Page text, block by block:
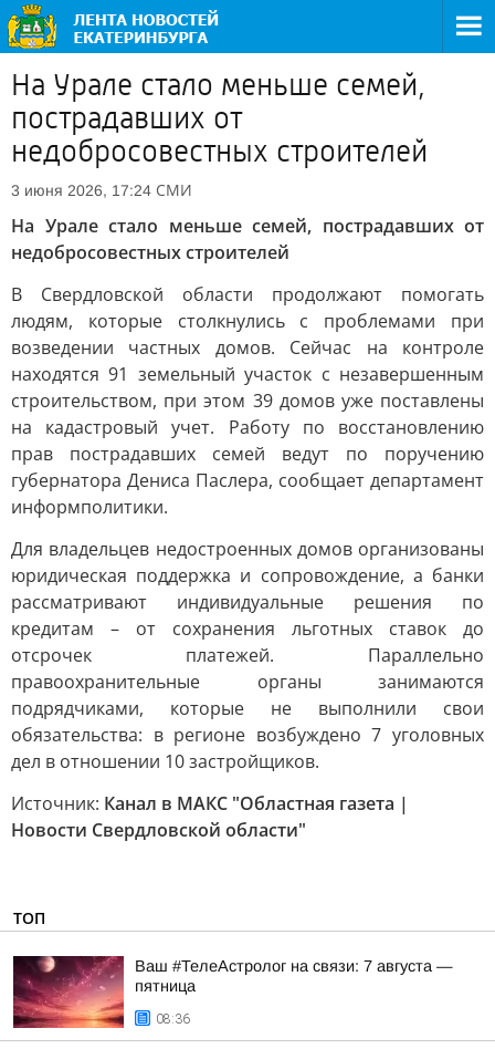
На Урале стало меньше семей,
пострадавших от
недобросовестных строителей
3 июня 2026, 17:24 СМИ
На Урале стало меньше семей, пострадавших от
недобросовестных строителей
В Свердловской области продолжают помогать
людям, которые столкнулись с проблемами при
возведении частных домов. Сейчас на контроле
находятся 91 земельный участок с незавершенным
строительством, при этом 39 домов уже поставлены
на кадастровый учет. Работу по восстановлению
прав пострадавших семей ведут по поручению
губернатора Дениса Паслера, сообщает департамент
информполитики.
Для владельцев недостроенных домов организованы
юридическая поддержка и сопровождение, а банки
рассматривают индивидуальные решения по
кредитам – от сохранения льготных ставок до
отсрочек платежей. Параллельно
правоохранительные органы занимаются
подрядчиками, которые не выполнили свои
обязательства: в регионе возбуждено 7 уголовных
дел в отношении 10 застройщиков.
Источник: Канал в МАКС "Областная газета |
Новости Свердловской области"
ТОП
Ваш #ТелеАстролог на связи: 7 августа —
пятница
08:36